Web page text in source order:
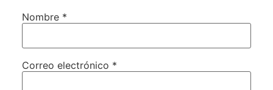
Nombre *
Correo electrónico *